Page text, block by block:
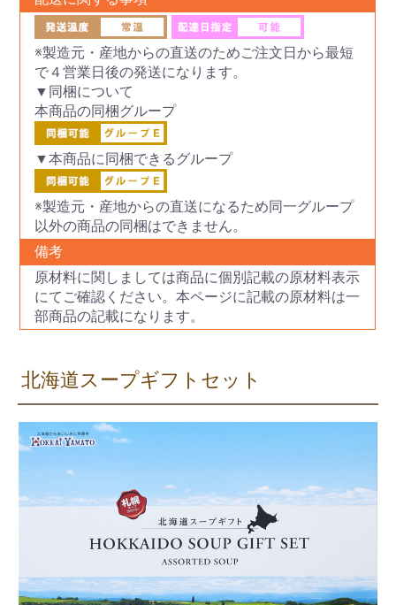
※製造元・産地からの直送のためご注文日から最短
で４営業日後の発送になります。
▼同梱について
本商品の同梱グループ
▼本商品に同梱できるグループ
※製造元・産地からの直送になるため同一グループ
以外の商品の同梱はできません。
備考
原材料に関しましては商品に個別記載の原材料表示
にてご確認ください。本ページに記載の原材料は一
部商品の記載になります。
北海道スープギフトセット